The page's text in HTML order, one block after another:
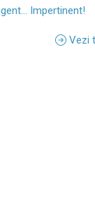
Impertinent!
Vezi